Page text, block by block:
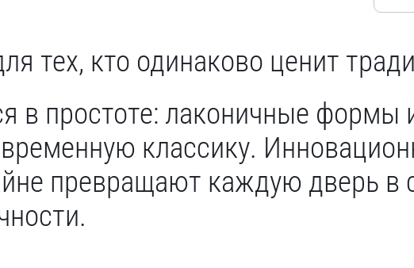
тех, кто одинаково ценит
в простоте: лаконичные формы
классику.
превращают каждую дверь в